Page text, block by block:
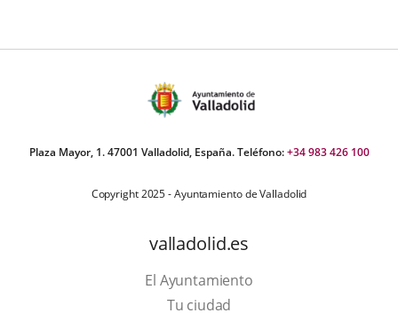
Plaza Mayor, 1. 47001 Valladolid, España. Teléfono:+34 983 426 100
Copyright 2025 - Ayuntamiento de Valladolid
valladolid.es
El Ayuntamiento
Tu ciudad